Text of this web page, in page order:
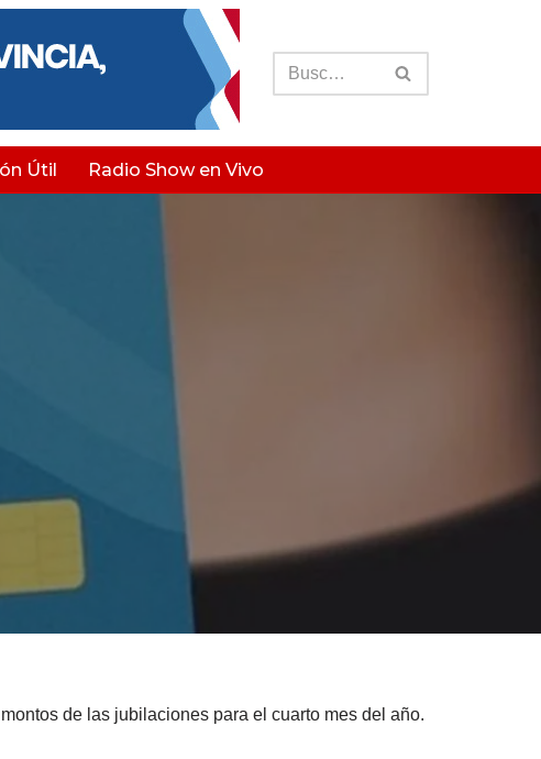
Útil Radio Show en Vivo
de las jubilaciones para el cuarto mes del año.